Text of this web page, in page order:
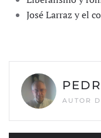
José Larraz y el
AUTOR